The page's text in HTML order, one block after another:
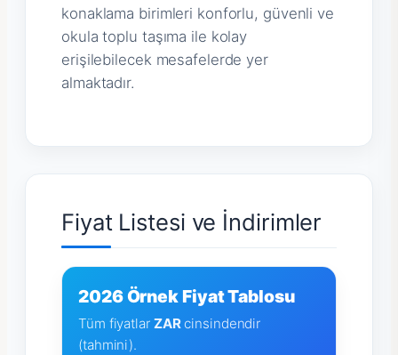
konaklama birimleri konforlu, güvenli ve
okula toplu taşıma ile kolay
erişilebilecek mesafelerde yer
almaktadır.
Fiyat Listesi ve İndirimler
2026 Örnek Fiyat Tablosu
Tüm fiyatlar ZARcinsindendir
(tahmini).